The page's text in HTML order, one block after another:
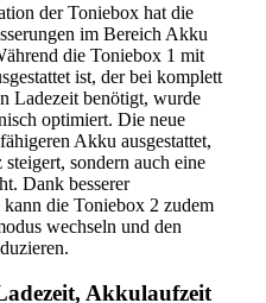
der Toniebox hat die
im Bereich Akku
die Toniebox 1 mit
ist, der bei komplett
Ladezeit benötigt, wurde
optimiert. Die neue
Akku ausgestattet,
sondern auch eine
Dank besserer
die Toniebox 2 zudem
wechseln und den
Akkulaufzeit